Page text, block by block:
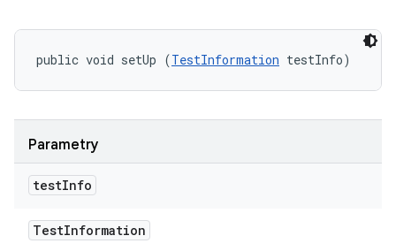
public void setUp (TestInformation testInfo)
Parametry
testInfo
TestInformation